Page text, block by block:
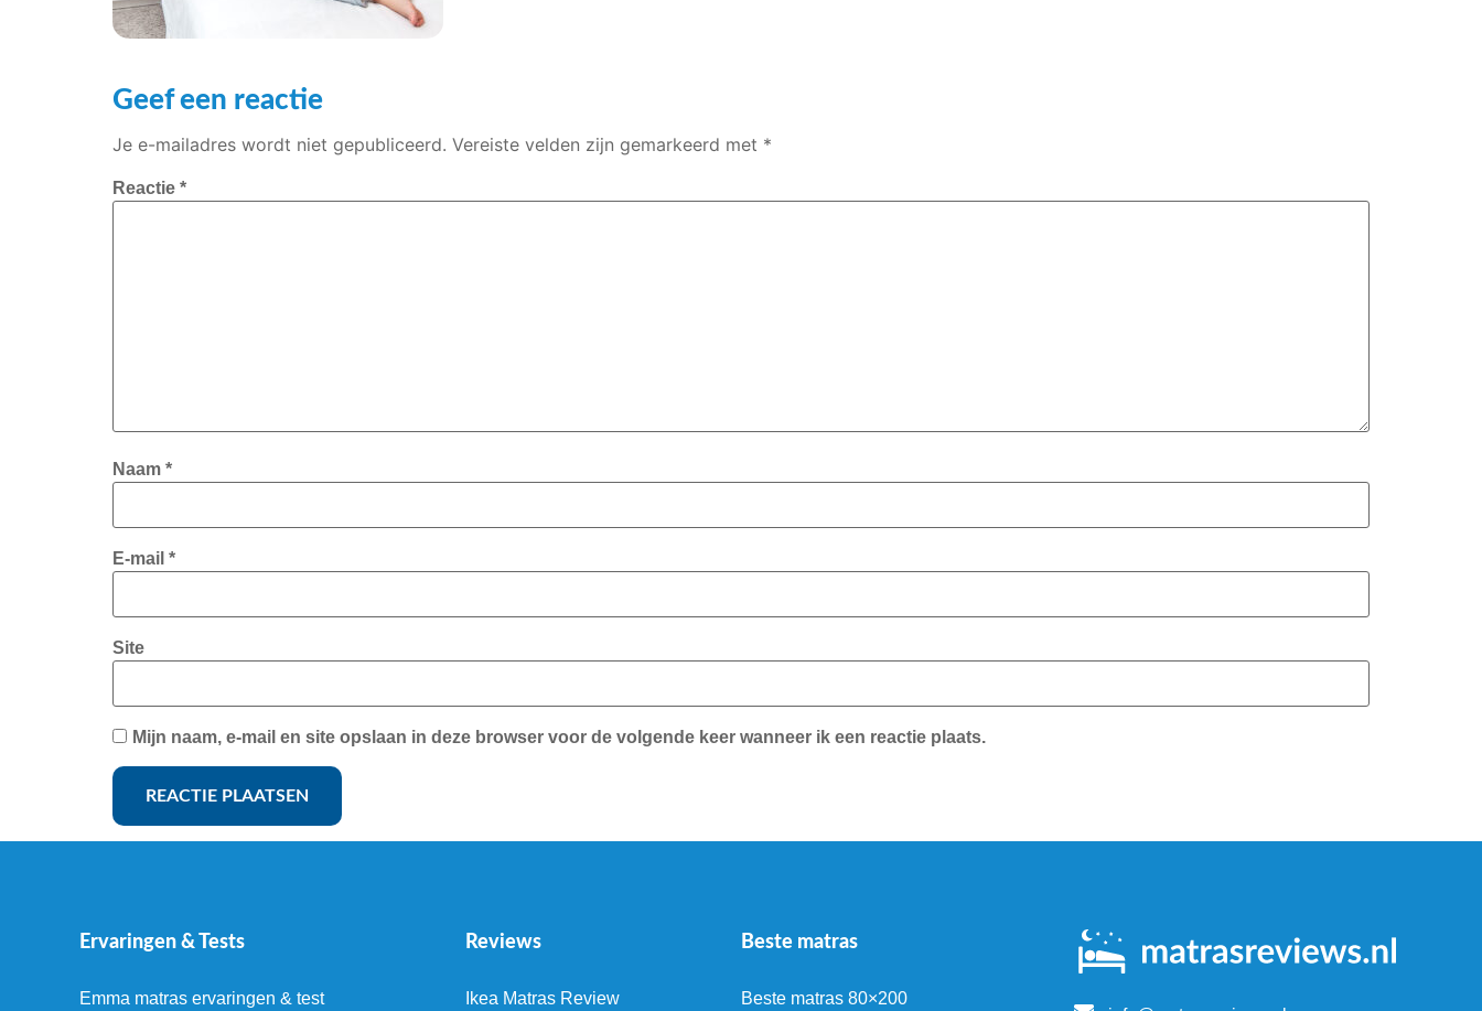
Geef een reactie
Je e-mailadres wordt niet gepubliceerd. Vereiste velden zijn gemarkeerd met *
Reactie *
Naam *
E-mail *
Site
Mijn naam, e-mail en site opslaan in deze browser voor de volgende keer wanneer ik een reactie plaats.
Ervaringen & Tests
Emma matras ervaringen & test
Reviews
Ikea Matras Review
Beste matras
Beste matras 80×200